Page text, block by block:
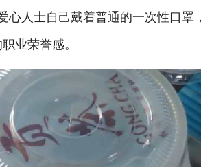
人士自己戴着普通的一次性口罩
业荣誉感。